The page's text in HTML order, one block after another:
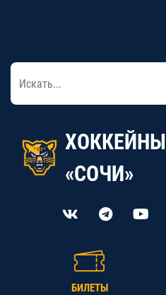
«СОЧИ»
БИЛЕТЫ